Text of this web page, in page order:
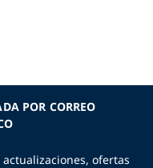
POR CORREO
ofertas